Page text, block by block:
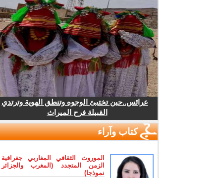
عرائس..حين تختبئ الوجوه وتنطق الهوية وترتدي
القبيلة فرح الميراث
كتاب وآراء
الموروث الثقافي المغاربي جغرافية
الزمن المتجدد (المغرب والجزائر
نموذجا)